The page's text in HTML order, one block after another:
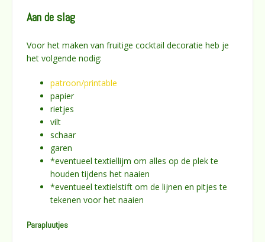
Aan de slag
Voor het maken van fruitige cocktail decoratie heb je
het volgende nodig:
patroon/printable
papier
rietjes
vilt
schaar
garen
*eventueel textiellijm om alles op de plek te
houden tijdens het naaien
*eventueel textielstift om de lijnen en pitjes te
tekenen voor het naaien
Parapluutjes